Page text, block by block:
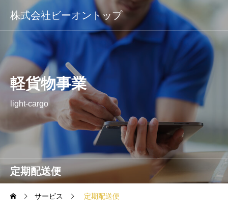
株式会社ビーオントップ
定期配送便
軽貨物事業
light-cargo
サービス 定期配送便